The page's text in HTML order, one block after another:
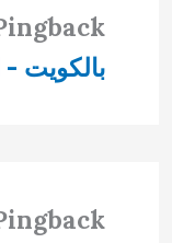
بالكويت -